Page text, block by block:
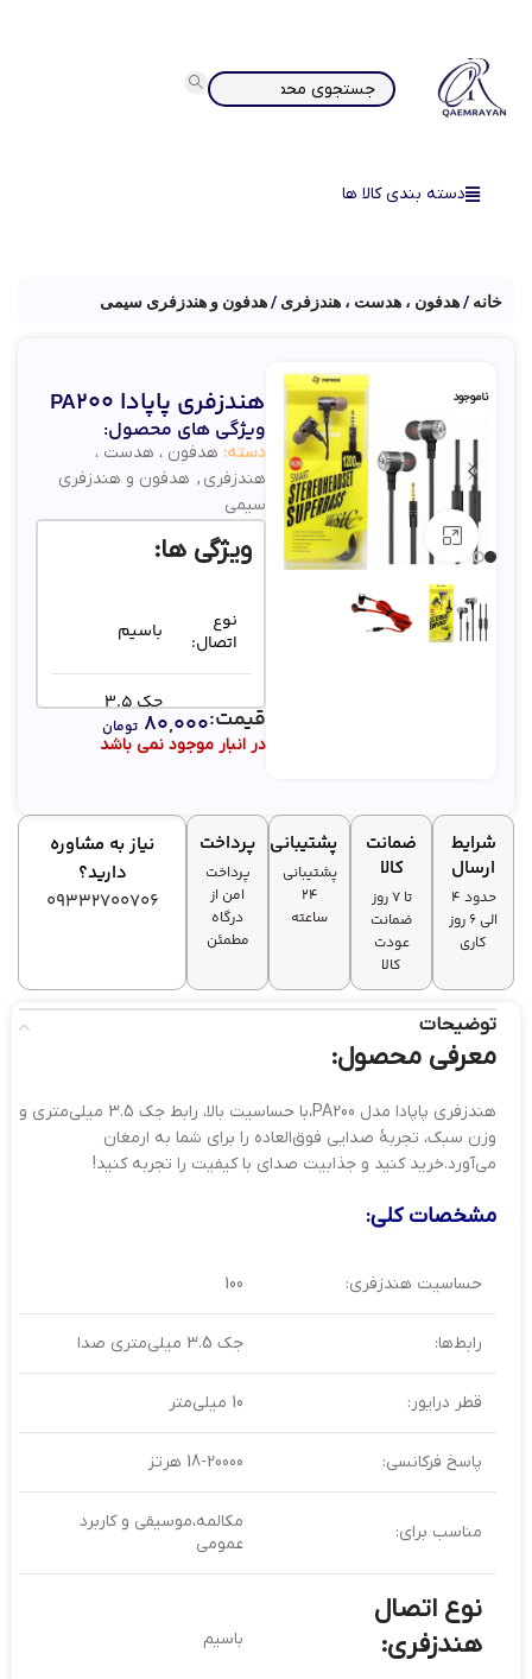
دسته بندی کالا ها
خانه هدفون ، هدست ، هندزفری هدفون و هندزفری سیمی
ناموجود
بزرگنمایی تصویر
هندزفری پاپادا PA200
ویژگی های محصول:
دسته: هدفون ، هدست ،
هندزفری , هدفون و هندزفری
سیمی
ویژگی ها:
نوع
اتصال:
باسیم
رابط‌:
جک 3.5
میلی‌متری
صدا
در انبار موجود نمی باشد
قیمت:۸۰,۰۰۰ تومان
شرایط
ارسال
حدود 4
الی 6 روز
کاری
ضمانت
کالا
تا ۷ روز
ضمانت
عودت
کالا
پشتیبانی
پشتیبانی
۲۴
ساعته
پرداخت
پرداخت
امن از
درگاه
مطمئن
نیاز به مشاوره
دارید؟
09332700706
توضیحات
معرفی محصول:
هندزفری پاپادا مدل PA200،با حساسیت بالا، رابط جک 3.5 میلی‌متری و
وزن سبک، تجربهٔ صدایی فوق‌العاده را برای شما به ارمغان
می‌آورد.خرید کنید و جذابیت صدای با کیفیت را تجربه کنید!
مشخصات کلی:
حساسیت هندزفری: 100
رابط‌ها: جک 3.5 میلی‌متری صدا
قطر درایور: 10 میلی‌متر
پاسخ فرکانسی: 18-20000 هرتز
مناسب برای:
مکالمه،موسیقی و کاربرد
عمومی
نوع اتصال
هندزفری:
باسیم